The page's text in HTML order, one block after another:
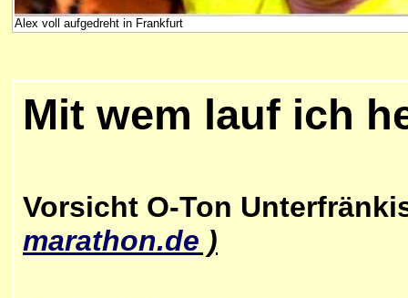
Alex voll aufgedreht in Frankfurt
Mit wem lauf ich
Vorsicht O-Ton
marathon.de )